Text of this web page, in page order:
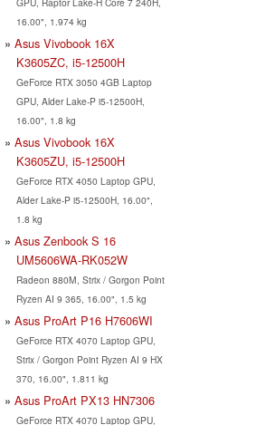
16.00", 1.974 kg
Asus Vivobook 16X
K3605ZC, i5-12500H
GeForce RTX 3050 4GB Laptop
GPU, Alder Lake-P i5-12500H,
16.00", 1.8 kg
Asus Vivobook 16X
K3605ZU, i5-12500H
GeForce RTX 4050 Laptop GPU,
Alder Lake-P i5-12500H, 16.00",
1.8 kg
Asus Zenbook S 16
UM5606WA-RK052W
Radeon 880M, Strix / Gorgon Point
Ryzen AI 9 365, 16.00", 1.5 kg
Asus ProArt P16 H7606WI
GeForce RTX 4070 Laptop GPU,
Strix / Gorgon Point Ryzen AI 9 HX
370, 16.00", 1.811 kg
Asus ProArt PX13 HN7306
GeForce RTX 4070 Laptop GPU,